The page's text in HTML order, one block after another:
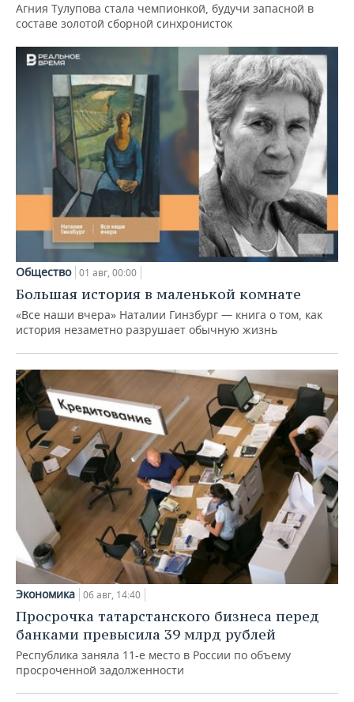
Агния Тулупова стала чемпионкой, будучи запасной в
составе золотой сборной синхронисток
Общество 01 авг, 00:00
Большая история в маленькой комнате
«Все наши вчера» Наталии Гинзбург — книга о том, как
история незаметно разрушает обычную жизнь
Экономика 06 авг, 14:40
Просрочка татарстанского бизнеса перед
банками превысила 39 млрд рублей
Республика заняла 11-е место в России по объему
просроченной задолженности